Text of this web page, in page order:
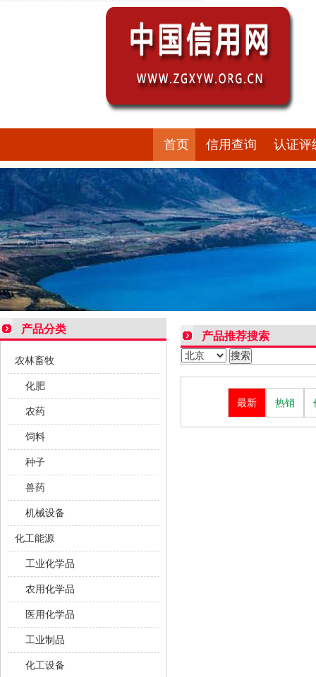
首页 信用查询 认证评
产品分类
农林畜牧
化肥
农药
饲料
种子
兽药
机械设备
化工能源
工业化学品
农用化学品
医用化学品
工业制品
化工设备
产品推荐搜索
最新 热销